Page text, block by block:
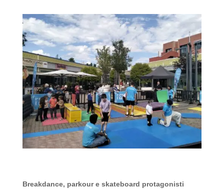
Breakdance, parkour e skateboard protagonisti